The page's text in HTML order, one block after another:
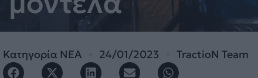
Κατηγορία ΝΕΑ 24/01/2023 TractioN Team